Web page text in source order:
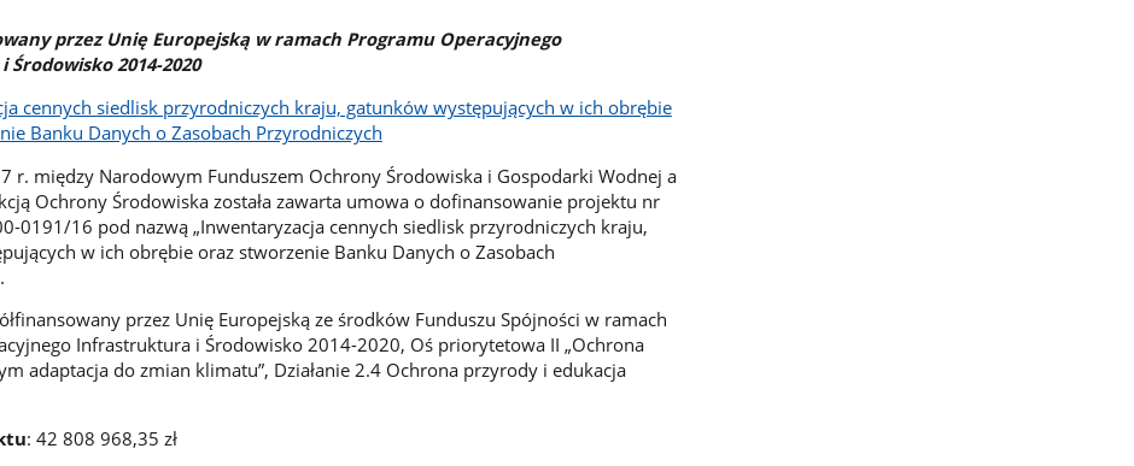
przez Unię Europejską w ramach Programu Operacyjnego
2014-2020
cennych siedlisk przyrodniczych kraju, gatunków występujących w ich obrębie
Banku Danych o Zasobach Przyrodniczych
r. między Narodowym Funduszem Ochrony Środowiska i Gospodarki Wodnej a
Ochrony Środowiska została zawarta umowa o dofinansowanie projektu nr
0191/16 pod nazwą „Inwentaryzacja cennych siedlisk przyrodniczych kraju,
w ich obrębie oraz stworzenie Banku Danych o Zasobach
przez Unię Europejską ze środków Funduszu Spójności w ramach
Infrastruktura i Środowisko 2014-2020, Oś priorytetowa II „Ochrona
adaptacja do zmian klimatu”, Działanie 2.4 Ochrona przyrody i edukacja
: 42 808 968,35 zł